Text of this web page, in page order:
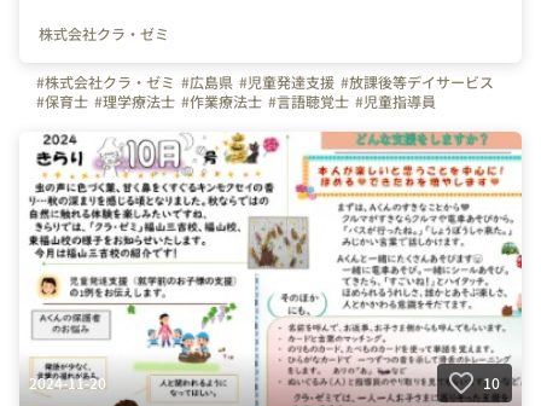
株式会社クラ・ゼミ
#株式会社クラ・ゼミ #広島県 #児童発達支援 #放課後等デイサービス
#保育士 #理学療法士 #作業療法士 #言語聴覚士 #児童指導員
#残業なし
#ADHD #研修制度
2024-11-20 10